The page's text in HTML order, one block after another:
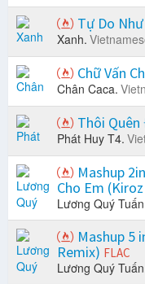
Tự Do
Xanh.
Chữ Vấn
Chân Caca.
Thôi
Phát Huy T4.
Mashup
Cho Em
Lương Quý
Mashup 5
Remix) FLAC
Lương Quý